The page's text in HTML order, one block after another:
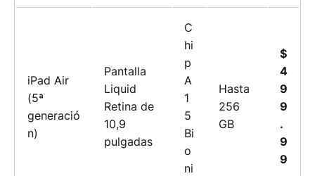
iPad Air
(5ª
generació
n)
Pantalla
Liquid
Retina de
10,9
pulgadas
C
hi
p
A
1
5
Bi
o
ni
Hasta
256
GB
$
4
9
9
.
9
9